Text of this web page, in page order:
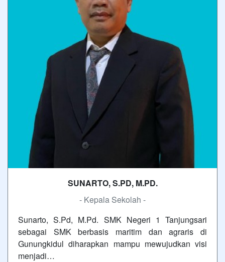
SUNARTO, S.PD, M.PD.
- Kepala Sekolah -
Sunarto, S.Pd, M.Pd. SMK Negeri 1 Tanjungsari
sebagai SMK berbasis maritim dan agraris di
Gunungkidul diharapkan mampu mewujudkan visi
menjadi…